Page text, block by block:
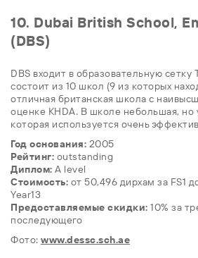
10. Dubai British School,
(DBS)
DBS входит в образовательную сетку
состоит из 10 школ (9 из которых
отличная британская школа с
оценке KHDA. В школе небольшая, но
которая используется очень
Год основания: 2005
Рейтинг: outstanding
Диплом: A level
Стоимость: от 50,496 дирхам за FS1
Year13
Предоставляемые скидки: 10% за
последующего
Фото: www.dessc.sch.ae